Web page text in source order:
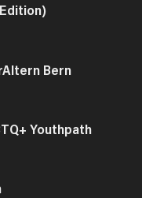
Bern
Youthpath